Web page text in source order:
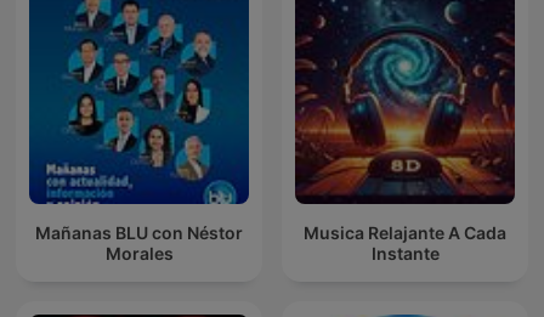
Mañanas BLU con Néstor
Morales
Musica Relajante A Cada
Instante